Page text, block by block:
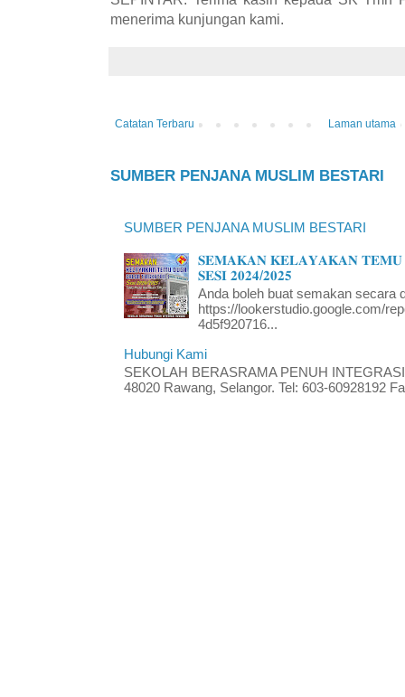
menerima kunjungan kami.
Catatan Terbaru Laman utama
SUMBER PENJANA MUSLIM BESTARI
SUMBER PENJANA MUSLIM BESTARI
𝐒𝐄𝐌𝐀𝐊𝐀𝐍 𝐊𝐄𝐋𝐀𝐘𝐀𝐊𝐀𝐍 𝐓𝐄𝐌𝐔
𝐒𝐄𝐒𝐈 𝟐𝟎𝟐𝟒/𝟐𝟎𝟐𝟓
Anda boleh buat semakan secara
https://lookerstudio.google.com/
4d5f920716...
Hubungi Kami
SEKOLAH BERASRAMA PENUH
48020 Rawang, Selangor. Tel: 603-60928192